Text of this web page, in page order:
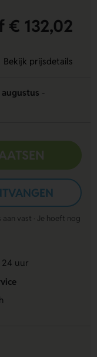
€ 132,02
Bekijk prijsdetails
vast · Je hoeft nog
uur